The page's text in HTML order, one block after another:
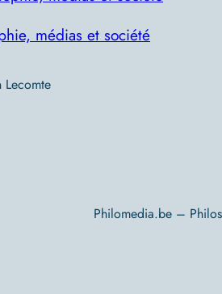
médias et société
Lecomte
Philomedia.be –